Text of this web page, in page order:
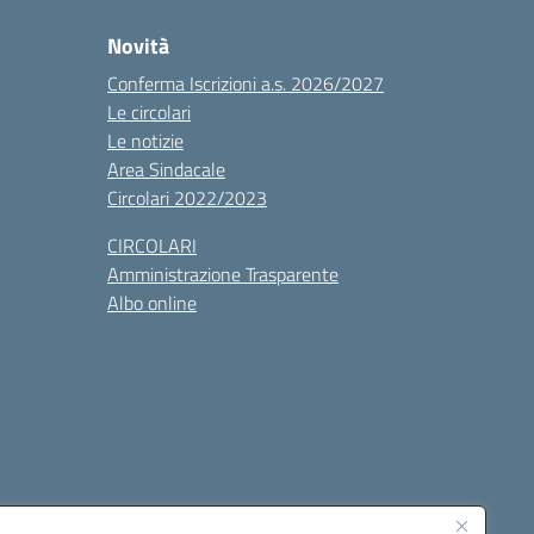
Novità
Conferma Iscrizioni a.s. 2026/2027
Le circolari
Le notizie
Area Sindacale
Circolari 2022/2023
CIRCOLARI
Amministrazione Trasparente
Albo online